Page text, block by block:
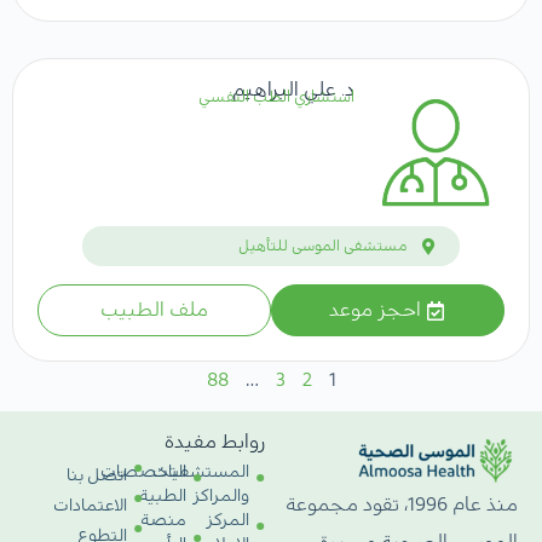
د. علي البراهيم
استشاري الطب النفسي
مستشفى الموسى للتأهيل
احجز موعد ملف الطبيب
1
2
3
…
88
منذ عام 1996، تقود مجموعة
روابط مفيدة
المستشفيات
والمراكز
المركز
التخصصات
الطبية
منصة
اتصل بنا
الاعتمادات
التطوع